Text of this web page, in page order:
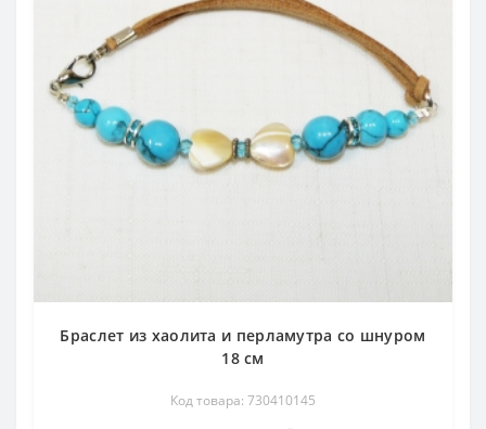
Браслет из хаолита и перламутра со шнуром
18 см
Код товара: 730410145